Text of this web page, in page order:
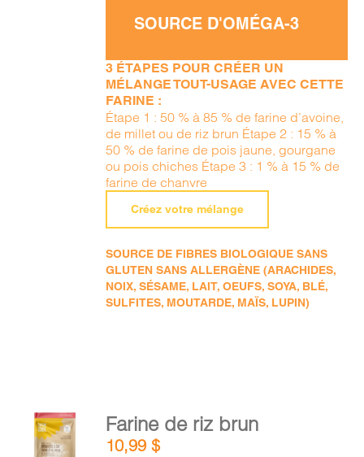
SOURCE D'OMÉGA-3
3 ÉTAPES POUR CRÉER UN
MÉLANGE TOUT-USAGE AVEC CETTE
FARINE :
Étape 1 : 50 % à 85 % de farine d’avoine,
de millet ou de riz brun Étape 2 : 15 % à
50 % de farine de pois jaune, gourgane
ou pois chiches Étape 3 : 1 % à 15 % de
farine de chanvre
Créez votre mélange
SOURCE DE FIBRES BIOLOGIQUE SANS
GLUTEN SANS ALLERGÈNE (ARACHIDES,
NOIX, SÉSAME, LAIT, OEUFS, SOYA, BLÉ,
SULFITES, MOUTARDE, MAÏS, LUPIN)
AJOUTER
AU
PANIER
Farine de riz brun
10,99$